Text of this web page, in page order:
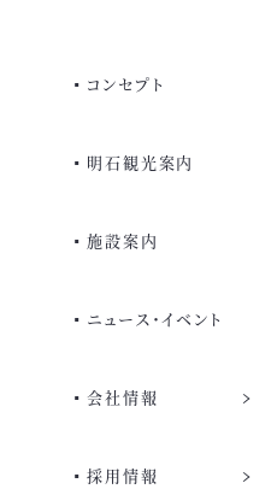
コンセプト
明石観光案内
施設案内
ニュース・イベント
会社情報
採用情報
サービス・施設
駐車場
法人の方へ
式場・料理
よくあるご質問
ご相談・見学予約・資料請求
グループ情報
一般事業主行動計画
よくあるご質問